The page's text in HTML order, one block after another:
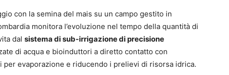
con la semina del mais su un campo gestito in
monitora l’evoluzione nel tempo della quantità di
dal sistema di sub-irrigazione di precisione
di acqua e bioinduttori a diretto contatto con
per evaporazione e riducendo i prelievi di risorsa idrica.